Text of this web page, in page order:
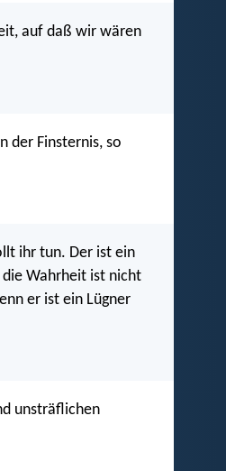
auf daß wir wären
der Finsternis, so
ihr tun. Der ist ein
Wahrheit ist nicht
er ist ein Lügner
unsträflichen